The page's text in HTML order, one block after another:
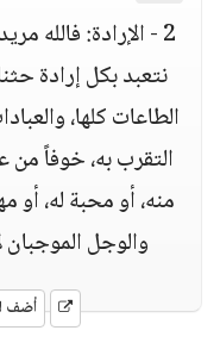
2 - الإرادة: فالله
نتعبد بكل إرادة
الطاعات كلها،
التقرب به، خوفاً من
منه، أو محبة له، أو
والوجل الموجبان
أضف